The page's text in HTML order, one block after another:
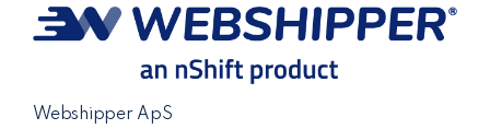
Webshipper ApS